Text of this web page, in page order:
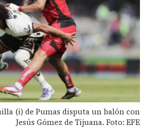
(i) de Pumas disputa un balón con
Jesús Gómez de Tijuana. Foto: EFE